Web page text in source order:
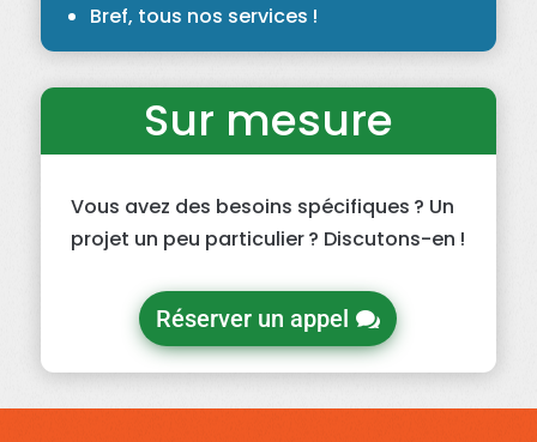
Bref, tous nos services !
Sur mesure
Vous avez des besoins spécifiques ? Un
projet un peu particulier ? Discutons-en !
Réserver un appel